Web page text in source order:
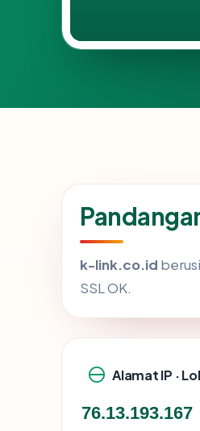
k-link.co.id
SSL OK.
Alamat IP ·
76.13.193.167